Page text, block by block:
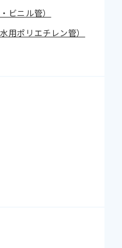
ビニル管）
用ポリエチレン管）